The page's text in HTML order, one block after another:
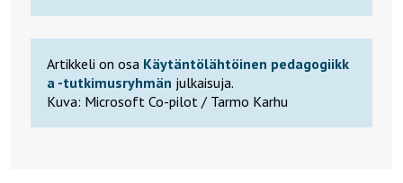
Artikkeli on osa Käytäntölähtöinen pedagogiikk
a -tutkimusryhmän julkaisuja.
Kuva: Microsoft Co-pilot / Tarmo Karhu